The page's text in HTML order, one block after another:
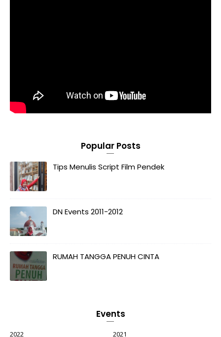
Popular Posts
Tips Menulis Script Film Pendek
DN Events 2011-2012
RUMAH TANGGA PENUH CINTA
Events
2022 2021